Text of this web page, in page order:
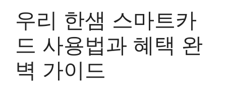
우리 한샘 스마트카
드 사용법과 혜택 완
벽 가이드